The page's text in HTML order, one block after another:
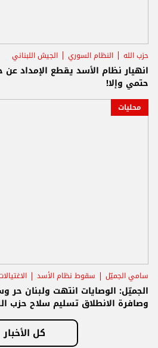
حزب الله النظام السوري الجيش اللبناني
انهيار نظام الأسد يقطع الإمداد عن
حتمي وإلا!
محليات
سامي الجميّل سقوط نظام الأسد
الجميّل: الوصايات انتهت ولبنان
وصافرة الانطلاق تسليم سلاح حزب
كل الأخبار